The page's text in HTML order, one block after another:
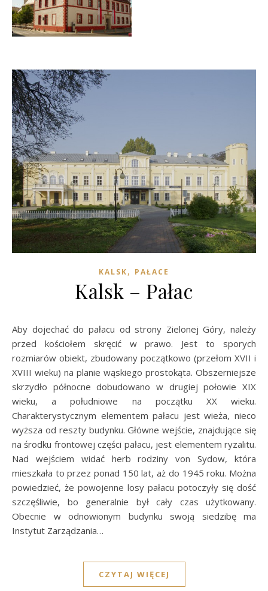
KALSK, PAŁACE
Kalsk – Pałac
Aby dojechać do pałacu od strony Zielonej Góry, należy
przed kościołem skręcić w prawo. Jest to sporych
rozmiarów obiekt, zbudowany początkowo (przełom XVII i
XVIII wieku) na planie wąskiego prostokąta. Obszerniejsze
skrzydło północne dobudowano w drugiej połowie XIX
wieku, a południowe na początku XX wieku.
Charakterystycznym elementem pałacu jest wieża, nieco
wyższa od reszty budynku. Główne wejście, znajdujące się
na środku frontowej części pałacu, jest elementem ryzalitu.
Nad wejściem widać herb rodziny von Sydow, która
mieszkała to przez ponad 150 lat, aż do 1945 roku. Można
powiedzieć, że powojenne losy pałacu potoczyły się dość
szczęśliwie, bo generalnie był cały czas użytkowany.
Obecnie w odnowionym budynku swoją siedzibę ma
Instytut Zarządzania…
CZYTAJ WIĘCEJ